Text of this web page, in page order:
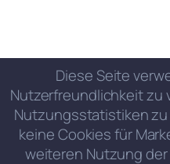
Diese Seite
Nutzerfreundlichkeit zu
Nutzungsstatistiken
keine Cookies für
weiteren Nutzung